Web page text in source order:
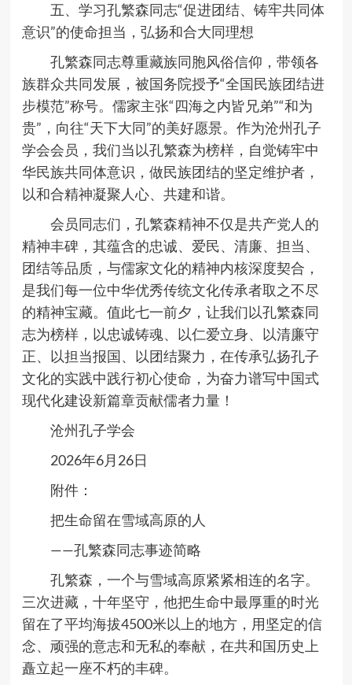
五、学习孔繁森同志“促进团结、铸牢共同体
意识”的使命担当，弘扬和合大同理想
孔繁森同志尊重藏族同胞风俗信仰，带领各
族群众共同发展，被国务院授予“全国民族团结进
步模范”称号。儒家主张“四海之内皆兄弟”“和为
贵” ，向往“天下大同”的美好愿景。作为沧州孔子
学会会员，我们当以孔繁森为榜样，自觉铸牢中
华民族共同体意识，做民族团结的坚定维护者，
以和合精神凝聚人心、共建和谐。
会员同志们，孔繁森精神不仅是共产党人的
精神丰碑，其蕴含的忠诚、爱民、清廉、担当、
团结等品质，与儒家文化的精神内核深度契合，
是我们每一位中华优秀传统文化传承者取之不尽
的精神宝藏。值此七一前夕，让我们以孔繁森同
志为榜样，以忠诚铸魂、以仁爱立身、以清廉守
正、以担当报国、以团结聚力，在传承弘扬孔子
文化的实践中践行初心使命，为奋力谱写中国式
现代化建设新篇章贡献儒者力量！
沧州孔子学会
2026年6月 26日
附件：
把生命留在雪域高原的人
——孔繁森同志事迹简略
孔繁森，一个与雪域高原紧紧相连的名字。
三次进藏，十年坚守，他把生命中最厚重的时光
留在了平均海拔4500米以上的地方，用坚定的信
念、顽强的意志和无私的奉献，在共和国历史上
矗立起一座不朽的丰碑。